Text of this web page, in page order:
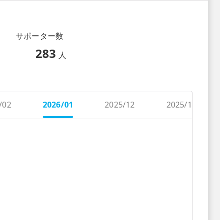
サポーター数
283 人
02 2026/01 2025/12 2025/11